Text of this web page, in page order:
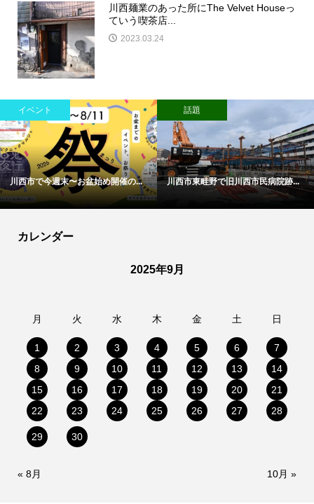
川西麺業のあった所にThe Velvet Houseっ
ていう喫茶店...
2023.03.24
イベント
川西市で今週末〜お盆始め開催の...
話題
川西市東畦野で旧川西市民病院跡...
カレンダー
2025年9月
月 火 水 木 金 土 日
1 2 3 4 5 6
7
8
9 10 11 12 13
14
15
16 17 18 19 20
21
22
23 24 25 26 27 28
29 30
« 8月 10月 »